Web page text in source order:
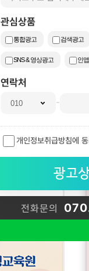
관심상품
통합광고 검색광고
SNS & 영상광고 인
연락처
-
개인정보취급방침에
전화문의